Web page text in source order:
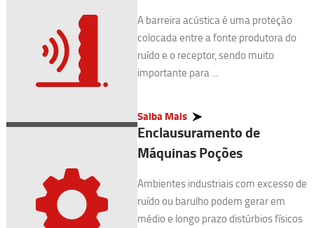
A barreira acústica é uma proteção
colocada entre a fonte produtora do
ruído e o receptor, sendo muito
importante para ...
Saiba Mais
Enclausuramento de
Máquinas Poções
Ambientes industriais com excesso de
ruído ou barulho podem gerar em
médio e longo prazo distúrbios físicos